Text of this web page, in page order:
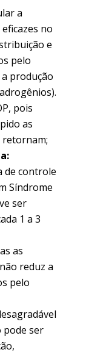
a
no
e
pelo
produção
pois
as
de controle
Síndrome
ser
1 a 3
as
reduz a
pelo
pode ser